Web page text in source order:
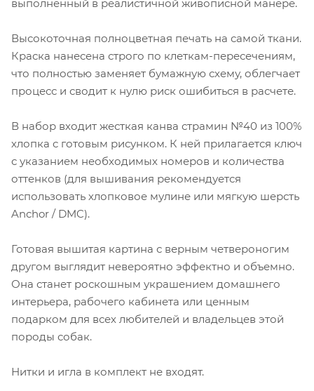
выполненный в реалистичной живописной манере.
Высокоточная полноцветная печать на самой ткани.
Краска нанесена строго по клеткам-пересечениям,
что полностью заменяет бумажную схему, облегчает
процесс и сводит к нулю риск ошибиться в расчете.
В набор входит жесткая канва страмин №40 из 100%
хлопка с готовым рисунком. К ней прилагается ключ
с указанием необходимых номеров и количества
оттенков (для вышивания рекомендуется
использовать хлопковое мулине или мягкую шерсть
Anchor / DMC).
Готовая вышитая картина с верным четвероногим
другом выглядит невероятно эффектно и объемно.
Она станет роскошным украшением домашнего
интерьера, рабочего кабинета или ценным
подарком для всех любителей и владельцев этой
породы собак.
Нитки и игла в комплект не входят.